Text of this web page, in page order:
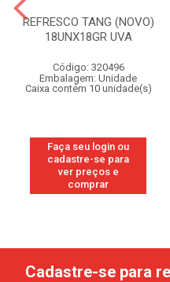
REFRESCO TANG (NOVO)
18UNX18GR UVA
Código: 320496
Embalagem: Unidade
Caixa contém 10 unidade(s)
Faça seu login ou
cadastre-se para
ver preços e
comprar
Cadastre-se para